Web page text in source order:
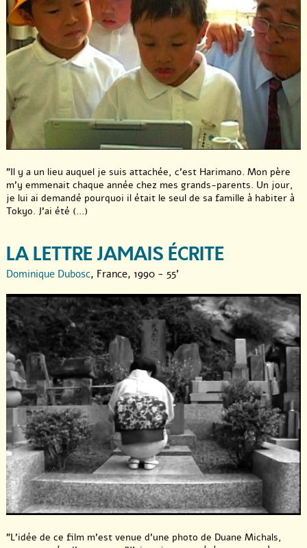
"Il y a un lieu auquel je suis attachée, c’est Harimano. Mon père
m’y emmenait chaque année chez mes grands-parents. Un jour,
je lui ai demandé pourquoi il était le seul de sa famille à habiter à
Tokyo. J’ai été (...)
LA LETTRE JAMAIS ÉCRITE
Dominique Dubosc, France, 1990 - 55'
"L’idée de ce film m’est venue d’une photo de Duane Michals,